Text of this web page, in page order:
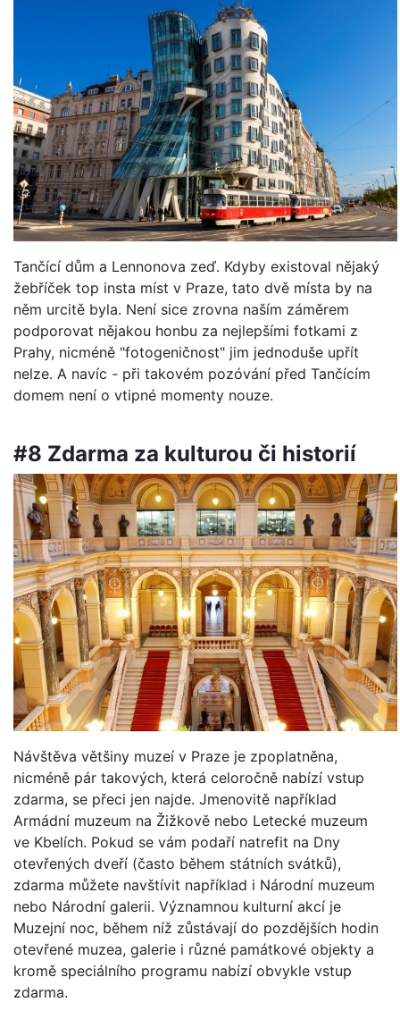
Tančící dům a Lennonova zeď. Kdyby existoval nějaký
žebříček top insta míst v Praze, tato dvě místa by na
něm urcitě byla. Není sice zrovna naším záměrem
podporovat nějakou honbu za nejlepšími fotkami z
Prahy, nicméně "fotogeničnost" jim jednoduše upřít
nelze. A navíc - při takovém pozóvání před Tančícím
domem není o vtipné momenty nouze.
#8 Zdarma za kulturou či historií
Návštěva většiny muzeí v Praze je zpoplatněna,
nicméně pár takových, která celoročně nabízí vstup
zdarma, se přeci jen najde. Jmenovitě například
Armádní muzeum na Žižkově nebo Letecké muzeum
ve Kbelích. Pokud se vám podaří natrefit na Dny
otevřených dveří (často během státních svátků),
zdarma můžete navštívit například i Národní muzeum
nebo Národní galerii. Významnou kulturní akcí je
Muzejní noc, během níž zůstávají do pozdějších hodin
otevřené muzea, galerie i různé památkové objekty a
kromě speciálního programu nabízí obvykle vstup
zdarma.